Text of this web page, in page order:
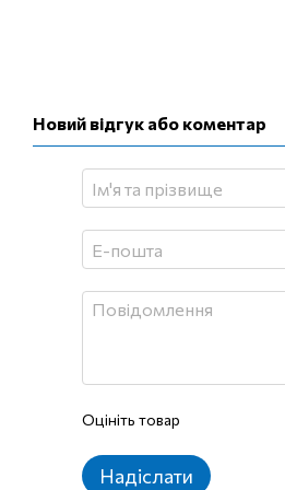
Новий відгук або коментар
Оцініть товар
Надіслати